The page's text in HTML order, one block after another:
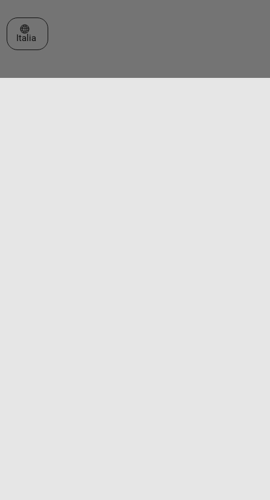
Seleziona un sito web
Italia